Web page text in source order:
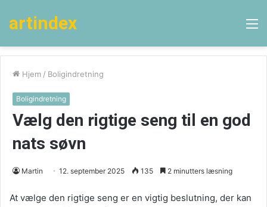
artindex
Hjem / Boligindretning
Boligindretning
Vælg den rigtige seng til en god
nats søvn
Martin 12. september 2025 135 2 minutters læsning
At vælge den rigtige seng er en vigtig beslutning, der kan